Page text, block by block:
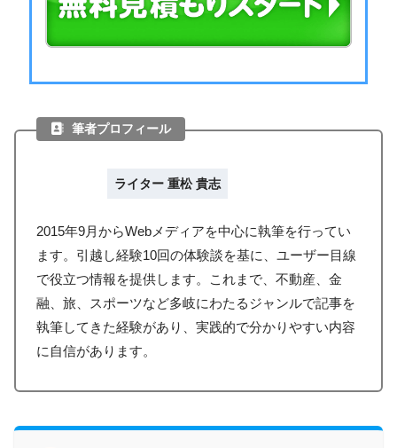
筆者プロフィール
ライター 重松 貴志
2015年9月からWebメディアを中心に執筆を行ってい
ます。引越し経験10回の体験談を基に、ユーザー目線
で役立つ情報を提供します。これまで、不動産、金
融、旅、スポーツなど多岐にわたるジャンルで記事を
執筆してきた経験があり、実践的で分かりやすい内容
に自信があります。